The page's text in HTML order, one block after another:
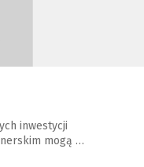
inwestycji
mogą …